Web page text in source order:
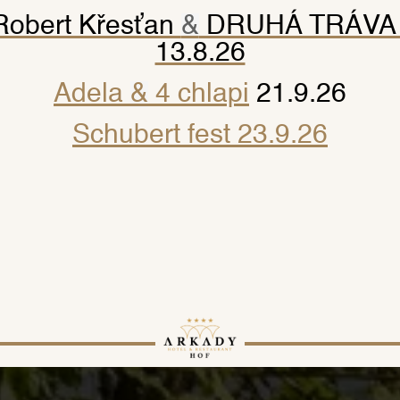
SA
Křesťan & DRUHÁ TRÁVA
13.8.26
Adela & 4 chlapi 21.9.26
Schubert fest 23.9.26